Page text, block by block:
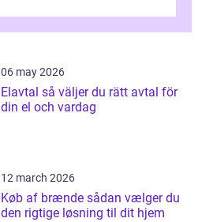
06 may 2026
Elavtal så väljer du rätt avtal för
din el och vardag
12 march 2026
Køb af brænde sådan vælger du
den rigtige løsning til dit hjem